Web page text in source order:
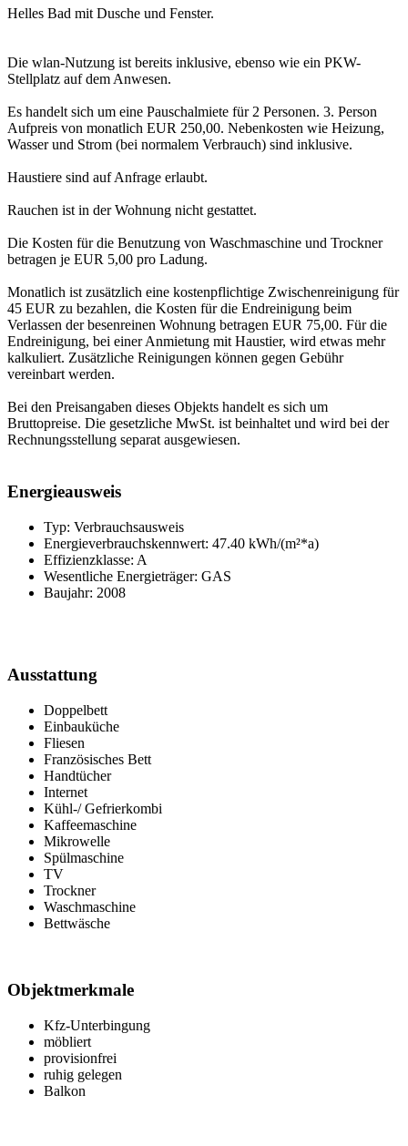
Helles Bad mit Dusche und Fenster.
Die wlan-Nutzung ist bereits inklusive, ebenso wie ein PKW-
Stellplatz auf dem Anwesen.
Es handelt sich um eine Pauschalmiete für 2 Personen. 3. Person
Aufpreis von monatlich EUR 250,00. Nebenkosten wie Heizung,
Wasser und Strom (bei normalem Verbrauch) sind inklusive.
Haustiere sind auf Anfrage erlaubt.
Rauchen ist in der Wohnung nicht gestattet.
Die Kosten für die Benutzung von Waschmaschine und Trockner
betragen je EUR 5,00 pro Ladung.
Monatlich ist zusätzlich eine kostenpflichtige Zwischenreinigung für
45 EUR zu bezahlen, die Kosten für die Endreinigung beim
Verlassen der besenreinen Wohnung betragen EUR 75,00. Für die
Endreinigung, bei einer Anmietung mit Haustier, wird etwas mehr
kalkuliert. Zusätzliche Reinigungen können gegen Gebühr
vereinbart werden.
Bei den Preisangaben dieses Objekts handelt es sich um
Bruttopreise. Die gesetzliche MwSt. ist beinhaltet und wird bei der
Rechnungsstellung separat ausgewiesen.
Energieausweis
Typ: Verbrauchsausweis
Energieverbrauchskennwert: 47.40 kWh/(m²*a)
Effizienzklasse: A
Wesentliche Energieträger: GAS
Baujahr: 2008
Ausstattung
Doppelbett
Einbauküche
Fliesen
Französisches Bett
Handtücher
Internet
Kühl-/ Gefrierkombi
Kaffeemaschine
Mikrowelle
Spülmaschine
TV
Trockner
Waschmaschine
Bettwäsche
Objektmerkmale
Kfz-Unterbingung
möbliert
provisionfrei
ruhig gelegen
Balkon